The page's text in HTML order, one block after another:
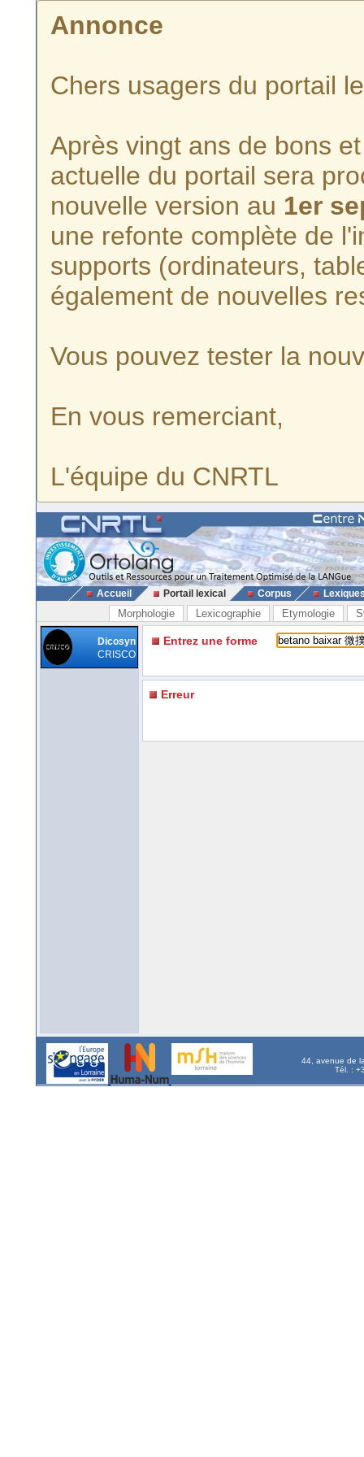
Annonce
Chers usagers du portail
Après vingt ans de bons
actuelle du portail sera
nouvelle version au 1er
une refonte complète de
supports (ordinateurs,
également de nouvelles
Vous pouvez tester la
En vous remerciant,
L'équipe du CNRTL
Accueil Portail lexical Corpus
Morphologie Lexicographie Etymologie
Dicosyn
CRISCO
Entrez une forme
Erreur
44, avenue de
Tél. :